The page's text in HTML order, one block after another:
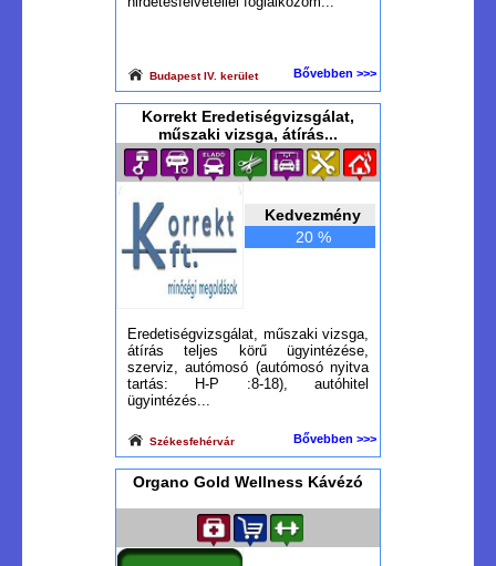
Budapest IV. kerület Bővebben >>>
Korrekt Eredetiségvizsgálat,
műszaki vizsga, átírás...
Kedvezmény
20 %
Eredetiségvizsgálat, műszaki vizsga,
átírás teljes körű ügyintézése,
szerviz, autómosó (autómosó nyitva
tartás: H-P :8-18), autóhitel
ügyintézés...
Székesfehérvár Bővebben >>>
Organo Gold Wellness Kávézó